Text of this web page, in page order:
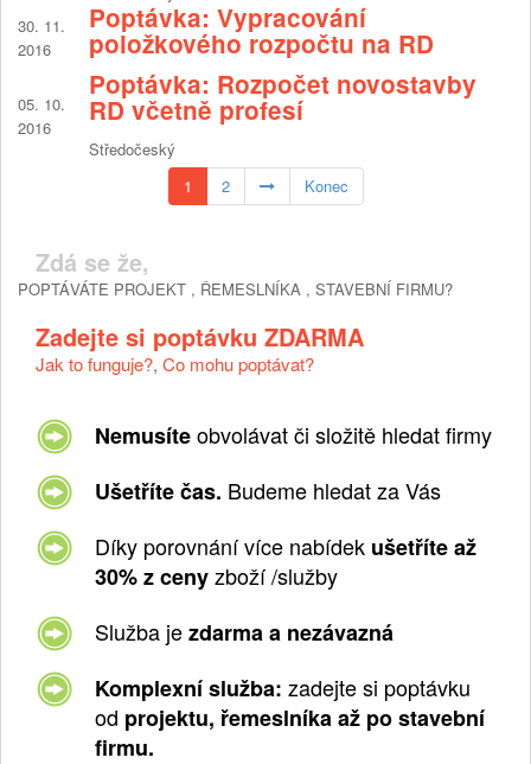
30. 11.
2016
Poptávka: Vypracování
položkového rozpočtu na RD
05. 10.
2016
Poptávka: Rozpočet novostavby
RD včetně profesí
Středočeský
1
2 Konec
Zdá se že,
POPTÁVÁTE PROJEKT , ŘEMESLNÍKA , STAVEBNÍ FIRMU?
Zadejte si poptávku ZDARMA
Jak to funguje?, Co mohu poptávat?
Nemusíteobvolávat či složitě hledat firmy
Ušetříte čas. Budeme hledat za Vás
Díky porovnání více nabídek ušetříte až
30% z cenyzboží /služby
Služba jezdarma a nezávazná
Komplexní služba: zadejte si poptávku
od projektu, řemeslníka až po stavební
firmu.